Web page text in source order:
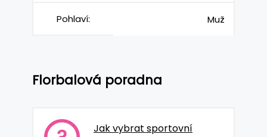
Pohlaví: Muž
Florbalová poradna
Jak vybrat sportovní